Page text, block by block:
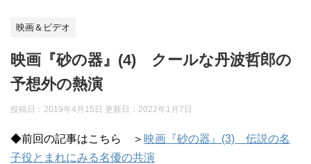
映画＆ビデオ
映画『砂の器』(4) クールな丹波哲郎の
予想外の熱演
投稿日：2019年4月15日 更新日： 2022年1月7日
◆前回の記事はこちら ＞ 映画『砂の器』(3) 伝説の名
子役とまれにみる名優の共演